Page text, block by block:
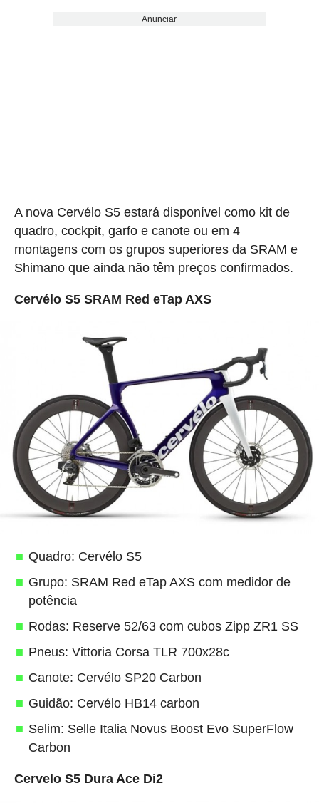
Anunciar
A nova Cervélo S5 estará disponível como kit de
quadro, cockpit, garfo e canote ou em 4
montagens com os grupos superiores da SRAM e
Shimano que ainda não têm preços confirmados.
Cervélo S5 SRAM Red eTap AXS
Quadro: Cervélo S5
Grupo: SRAM Red eTap AXS com medidor de
potência
Rodas: Reserve 52/63 com cubos Zipp ZR1 SS
Pneus: Vittoria Corsa TLR 700x28c
Canote: Cervélo SP20 Carbon
Guidão: Cervélo HB14 carbon
Selim: Selle Italia Novus Boost Evo SuperFlow
Carbon
Cervelo S5 Dura Ace Di2